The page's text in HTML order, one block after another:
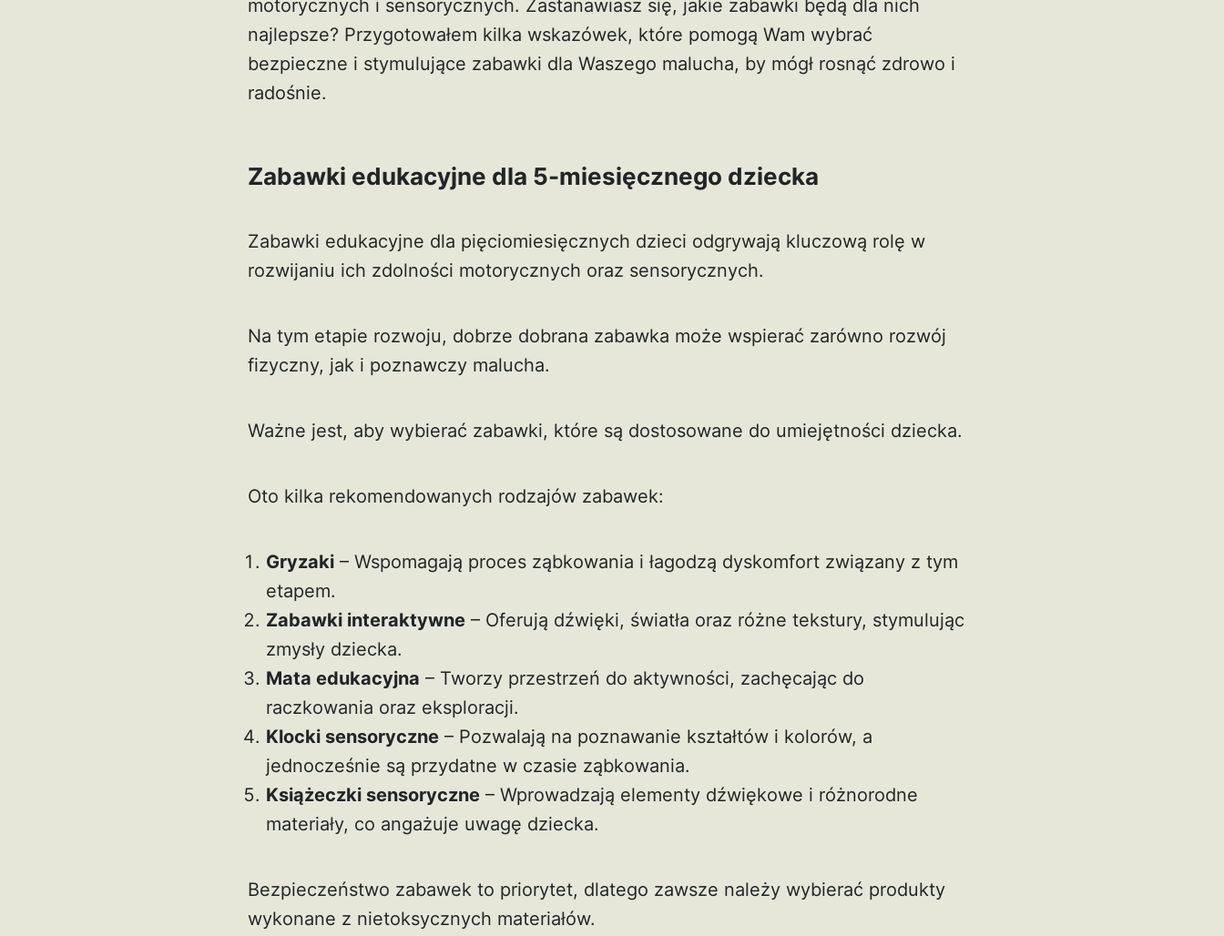
motorycznych i sensorycznych. Zastanawiasz się, jakie zabawki będą dla nich
najlepsze? Przygotowałem kilka wskazówek, które pomogą Wam wybrać
bezpieczne i stymulujące zabawki dla Waszego malucha, by mógł rosnąć zdrowo i
radośnie.
Zabawki edukacyjne dla 5-miesięcznego dziecka
Zabawki edukacyjne dla pięciomiesięcznych dzieci odgrywają kluczową rolę w
rozwijaniu ich zdolności motorycznych oraz sensorycznych.
Na tym etapie rozwoju, dobrze dobrana zabawka może wspierać zarówno rozwój
fizyczny, jak i poznawczy malucha.
Ważne jest, aby wybierać zabawki, które są dostosowane do umiejętności dziecka.
Oto kilka rekomendowanych rodzajów zabawek:
Gryzaki – Wspomagają proces ząbkowania i łagodzą dyskomfort związany z tym
etapem.
Zabawki interaktywne – Oferują dźwięki, światła oraz różne tekstury, stymulując
zmysły dziecka.
Mata edukacyjna – Tworzy przestrzeń do aktywności, zachęcając do
raczkowania oraz eksploracji.
Klocki sensoryczne – Pozwalają na poznawanie kształtów i kolorów, a
jednocześnie są przydatne w czasie ząbkowania.
Książeczki sensoryczne – Wprowadzają elementy dźwiękowe i różnorodne
materiały, co angażuje uwagę dziecka.
Bezpieczeństwo zabawek to priorytet, dlatego zawsze należy wybierać produkty
wykonane z nietoksycznych materiałów.